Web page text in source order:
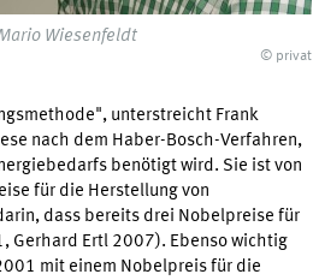
Wiesenfeldt
© privat
unterstreicht Frank
nach dem Haber-Bosch-Verfahren,
benötigt wird. Sie ist von
für die Herstellung von
dass bereits drei Nobelpreise für
Gerhard Ertl 2007). Ebenso wichtig
mit einem Nobelpreis für die